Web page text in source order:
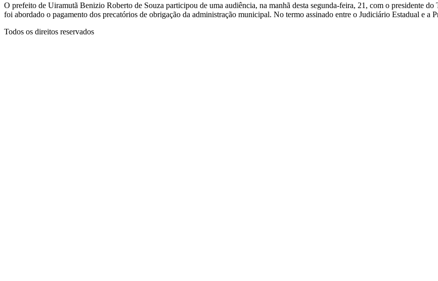
O prefeito de Uiramutã Benizio Roberto de Souza participou de uma audiência, na manhã desta segunda-feira, 21, com o presidente
foi abordado o pagamento dos precatórios de obrigação da administração municipal. No termo assinado entre o Judiciário Estadual e
Todos os direitos reservados